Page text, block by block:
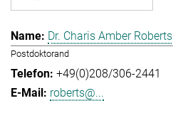
Dr. Charis Amber Roberts
Postdoktorand
+49(0)208/306-2441
roberts@...